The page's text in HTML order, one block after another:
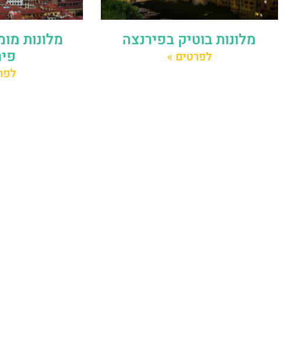
מלונות בוטיק בפירנצה
לפרטים »
מלונות